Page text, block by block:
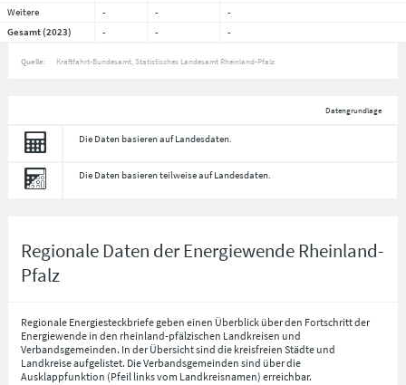
Weitere
- -
-
Gesamt (2023)
- - -
Quelle: Kraftfahrt-Bundesamt, Statistisches Landesamt Rheinland-Pfalz
Datengrundlage
Die Daten basieren auf Landesdaten.
Die Daten basieren teilweise auf Landesdaten.
Regionale Daten der Energiewende Rheinland-
Pfalz
Regionale Energiesteckbriefe geben einen Überblick über den Fortschritt der
Energiewende in den rheinland-pfälzischen Landkreisen und
Verbandsgemeinden. In der Übersicht sind die kreisfreien Städte und
Landkreise aufgelistet. Die Verbandsgemeinden sind über die
Ausklappfunktion (Pfeil links vom Landkreisnamen) erreichbar.